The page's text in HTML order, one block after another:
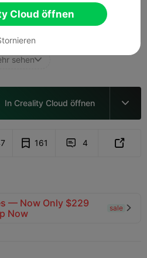
2 Wände, 15 % Füllung
73.59g
sehen
In Creality Cloud öffnen 
161  4 
— Now Only $229
Now
sale 
Cloud öffnen